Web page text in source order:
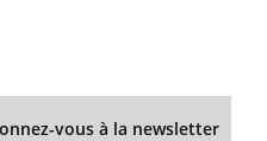
vous à la newsletter